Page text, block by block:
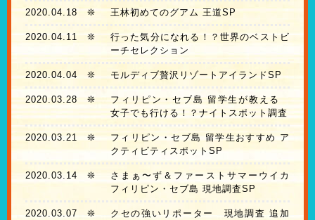
2020.04.18❊ 王林初めてのグアム 王道SP
2020.04.11❊
行った気分になれる！？世界のベストビ
ーチセレクション
2020.04.04 ❊ モルディブ贅沢リゾートアイランドSP
2020.03.28❊
フィリピン・セブ島 留学生が教える
女子でも行ける！？ナイトスポット調査
2020.03.21 ❊
フィリピン・セブ島 留学生おすすめ ア
クティビティスポットSP
2020.03.14 ❊
さまぁ〜ず＆ファーストサマーウイカ
フィリピン・セブ島 現地調査SP
2020.03.07 ❊
クセの強いリポーター 現地調査 追加